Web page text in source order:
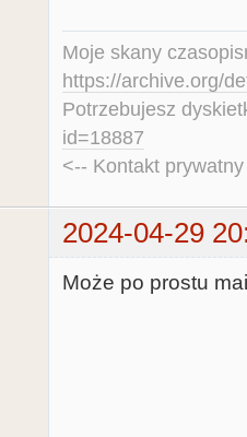
Moje skany
https://archive.org/
Potrzebujesz
id=18887
<-- Kontakt
2024-04-29
Może po prostu